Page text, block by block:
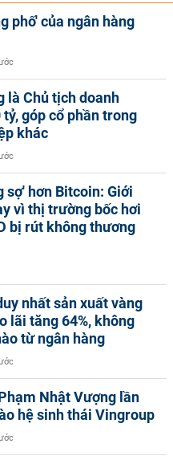
phố' của ngân hàng
là Chủ tịch doanh
góp cổ phần trong
khác
sợ' hơn Bitcoin: Giới
vì thị trường bốc hơi
bị rút không thương
nhất sản xuất vàng
lãi tăng 64%, không
từ ngân hàng
Nhật Vượng lần
hệ sinh thái Vingroup